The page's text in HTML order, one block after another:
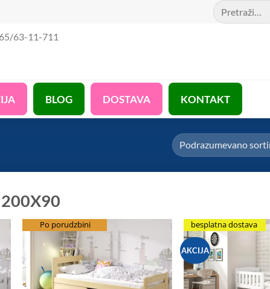
Pretraga
za:
63-11-711
BLOG DOSTAVA KONTAKT
besplatna dostava
Po porudzbini
Add to Wishlist
AKCIJA
besplatna dostava